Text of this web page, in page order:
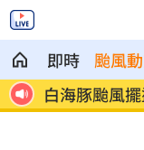
即時 颱風
鎮
白海豚颱風
緩